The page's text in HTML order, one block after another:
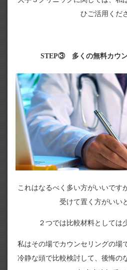
ひご活用くだ
STEP③ 多くの無料カウ
これはなるべく多い方がいいです
受けて置く方がいい
２つでは比較材料としては
私はその場でカウンセリングの場
冷静な頭で比較検討して、後悔の